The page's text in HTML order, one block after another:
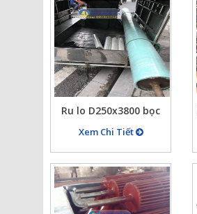
Ru lo D250x3800 bọc
cao su màu xanh dày
25mm chịu lực chịu
mài mòn cao, rulo bọc
cao su
Xem Chi Tiết